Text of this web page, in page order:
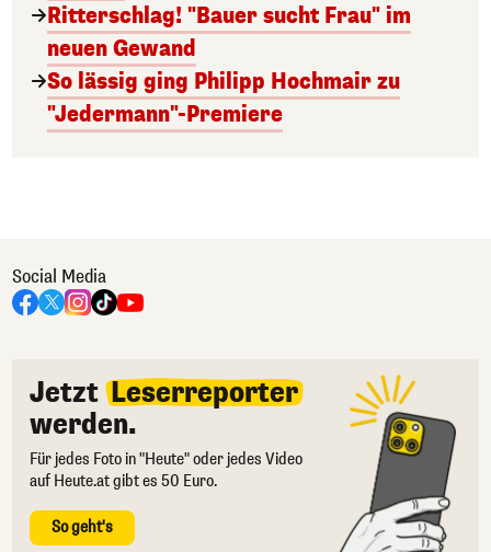
Ritterschlag! "Bauer sucht Frau" im
neuen Gewand
So lässig ging Philipp Hochmair zu
"Jedermann"-Premiere
Social Media
Jetzt Leserreporter
werden.
Für jedes Foto in "Heute" oder jedes Video
auf Heute.at gibt es 50 Euro.
So geht's